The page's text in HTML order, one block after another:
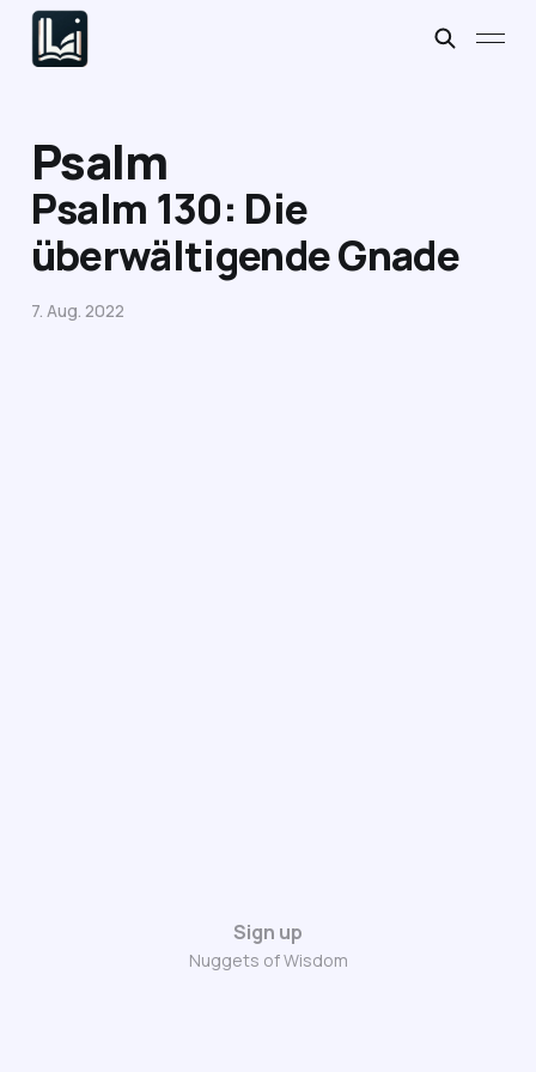
Psalm
Psalm 130: Die
überwältigende Gnade
7. Aug. 2022
Sign up
Nuggets of Wisdom